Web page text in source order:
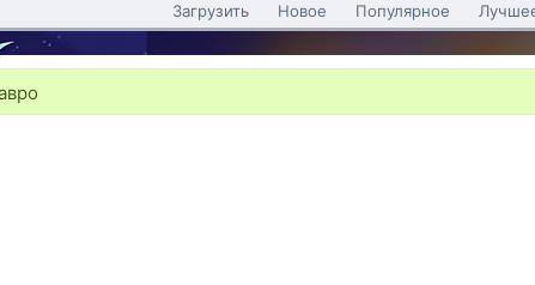
Загрузить Новое Популярное